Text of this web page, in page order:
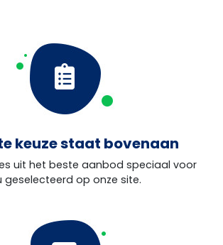
keuze staat bovenaan
uit het beste aanbod speciaal voor
geselecteerd op onze site.